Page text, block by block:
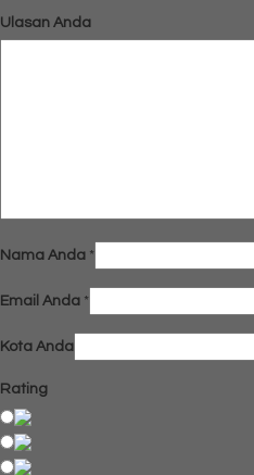
Ulasan Anda
Nama Anda *
Email Anda *
Kota Anda
Rating